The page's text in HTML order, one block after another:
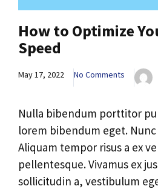
How to Optimize
Speed
May 17, 2022 No Comments
Nulla bibendum porttitor
lorem bibendum eget.
Aliquam tempor risus a ex
pellentesque. Vivamus ex
sollicitudin a, vestibulum